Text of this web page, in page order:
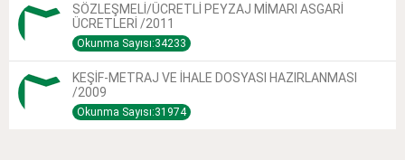
SÖZLEŞMELİ/ÜCRETLİ PEYZAJ MİMARI ASGARİ
ÜCRETLERİ /2011
Okunma Sayısı:34233
KEŞİF-METRAJ VE İHALE DOSYASI HAZIRLANMASI
/2009
Okunma Sayısı:31974